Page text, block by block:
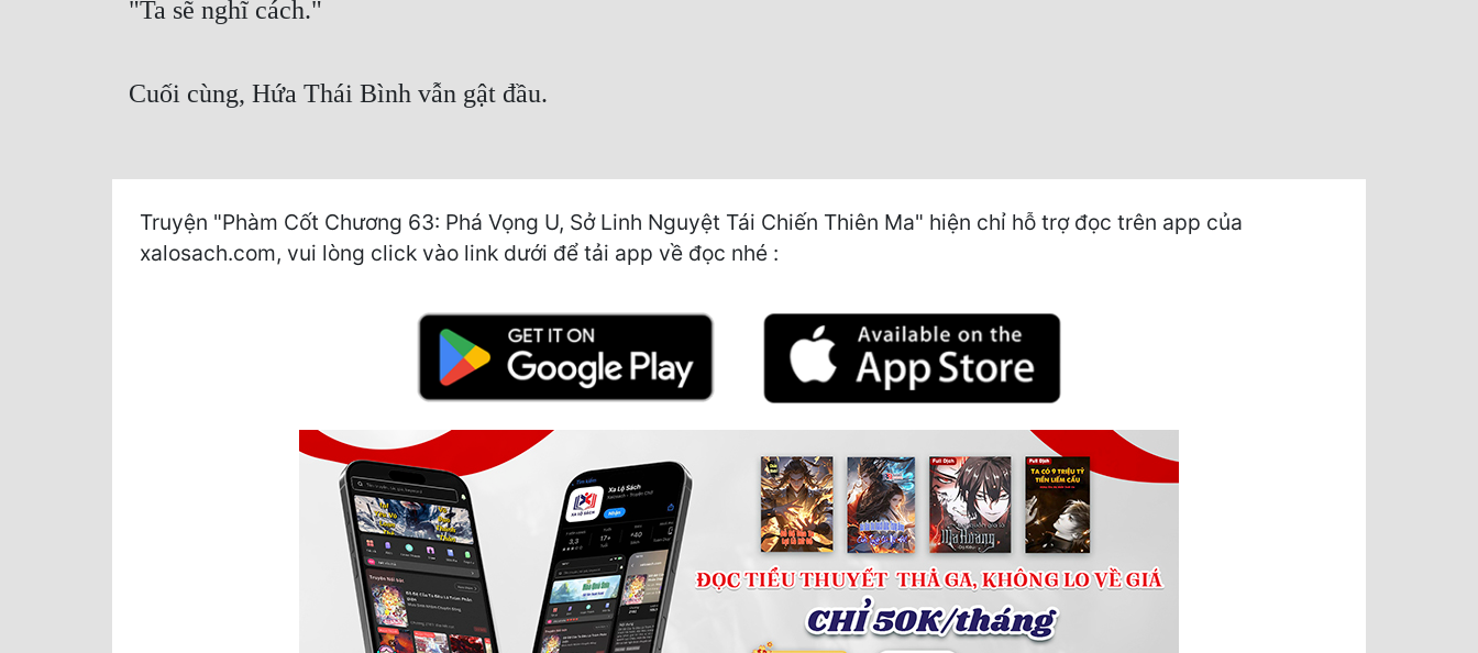
"Ta sẽ nghĩ cách."
Cuối cùng, Hứa Thái Bình vẫn gật đầu.
Truyện "Phàm Cốt Chương 63: Phá Vọng U, Sở Linh Nguyệt Tái Chiến Thiên Ma" hiện chỉ hỗ trợ đọc trên app của
xalosach.com, vui lòng click vào link dưới để tải app về đọc nhé :